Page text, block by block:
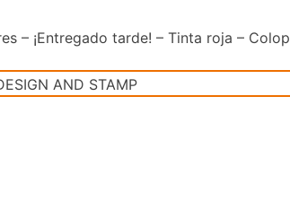
– ¡Entregado tarde! – Tinta roja – Colop